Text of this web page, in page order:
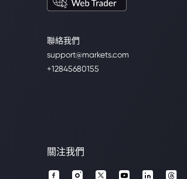
聯絡我們
support@markets.com
+12845680155
關注我們